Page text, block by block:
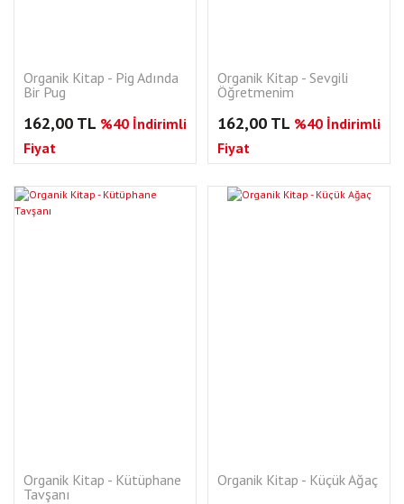
Organik Kitap - Pig Adında
Bir Pug
162,00 TL %40 İndirimli
Fiyat
Organik Kitap - Sevgili
Öğretmenim
162,00 TL %40 İndirimli
Fiyat
Organik Kitap - Kütüphane
Tavşanı
Organik Kitap - Küçük Ağaç